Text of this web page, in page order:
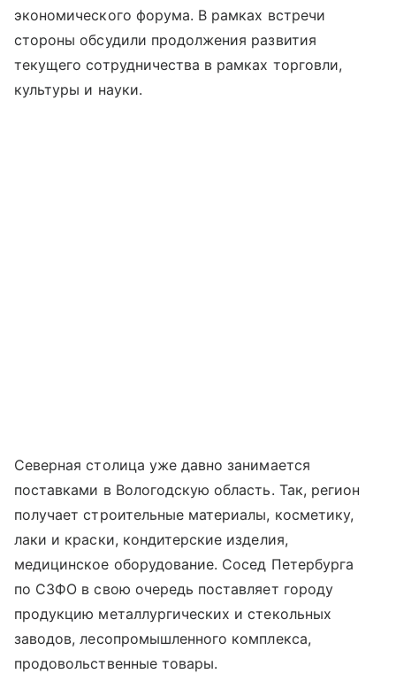
экономического форума. В рамках встречи
стороны обсудили продолжения развития
текущего сотрудничества в рамках торговли,
культуры и науки.
Северная столица уже давно занимается
поставками в Вологодскую область. Так, регион
получает строительные материалы, косметику,
лаки и краски, кондитерские изделия,
медицинское оборудование. Сосед Петербурга
по СЗФО в свою очередь поставляет городу
продукцию металлургических и стекольных
заводов, лесопромышленного комплекса,
продовольственные товары.